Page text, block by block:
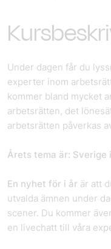
Under dagen får du
experter inom
kommer bland mycket
arbetsrätten, det
arbetsrätten påverkas
Årets tema är: Sverige
En nyhet för i år är att
utvalda ämnen under
scener. Du kommer
en livechatt till våra